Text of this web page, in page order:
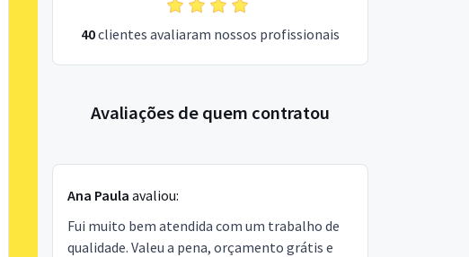
40clientes avaliaram nossos profissionais
Avaliações de quem contratou
Ana Paula avaliou:
Fui muito bem atendida com um trabalho de
qualidade. Valeu a pena, orçamento grátis e